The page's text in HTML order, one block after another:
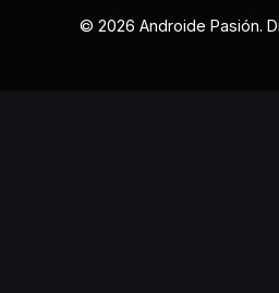
© 2026 Androide Pasión.